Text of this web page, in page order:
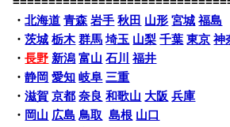
・北海道 青森 岩手 秋田 山形 宮城 福島
・茨城 栃木 群馬 埼玉 山梨 千葉 東京 神
・長野 新潟 富山 石川
福井
・静岡 愛知 岐阜 三重
・滋賀 京都 奈良 和歌山 大阪 兵庫
・ 岡山 広島 鳥取 島根 山口